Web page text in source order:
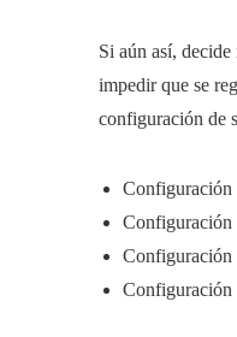
Si aún así,
impedir que se
configuración de
Configuración
Configuración
Configuración
Configuración